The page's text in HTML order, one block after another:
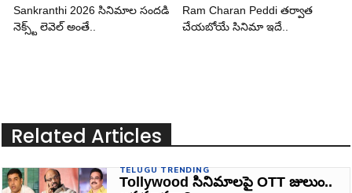
Sankranthi 2026 సినిమాల సందడి
నెక్స్ట్ లెవెల్ అంతే..
Ram Charan Peddi తర్వాత
చేయబోయే సినిమా ఇదే..
Related Articles
TELUGU TRENDING
Tollywood సినిమాలపై OTT జులుం..